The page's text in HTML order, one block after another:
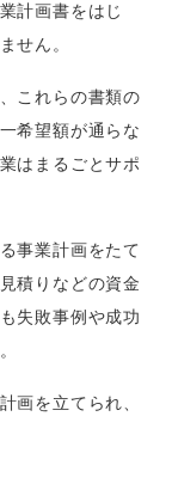
計画書をはじ
せん。
これらの書類の
希望額が通らな
はまるごとサポ
事業計画をたて
積りなどの資金
失敗事例や成功
画を立てられ、